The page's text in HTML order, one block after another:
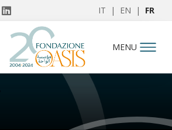
IT | EN | FR
MENU